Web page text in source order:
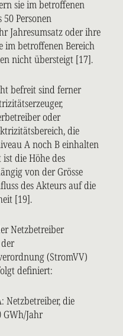
sie im betroffenen
Personen
Jahresumsatz oder ihre
im betroffenen Bereich
nicht übersteigt [17].
befreit sind ferner
oder
die
A noch B einhalten
die Höhe des
von der Grösse
des Akteurs auf die
[19].
Netzbetreiber
(StromVV)
definiert:
Netzbetreiber, die
GWh/Jahr